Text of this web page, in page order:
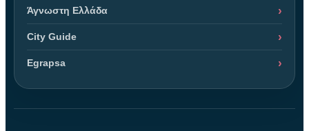
Άγνωστη Ελλάδα
City Guide
Egrapsa